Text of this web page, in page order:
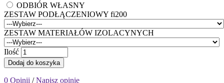
ODBIÓR WŁASNY
ZESTAW PODŁĄCZENIOWY fi200
ZESTAW MATERIAŁÓW IZOLACYNYCH
Ilość
Dodaj do koszyka
0 Opinii /Napisz opinię